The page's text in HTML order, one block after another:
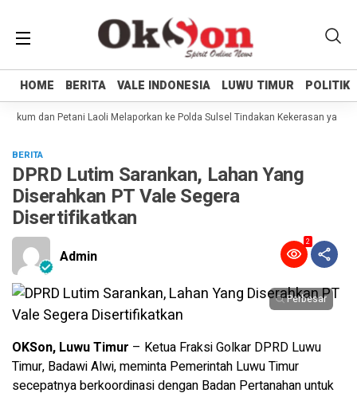
HOME BERITA VALE INDONESIA LUWU TIMUR POLITIK
HOME BERITA VALE INDONESIA LUWU TIMUR POLITIK
dan Petani Laoli Melaporkan ke Polda Sulsel Tindakan Kekerasan yang
BERITA
DPRD Lutim Sarankan, Lahan Yang
Diserahkan PT Vale Segera
Disertifikatkan
Admin
2
Perbesar
OKSon, Luwu Timur – Ketua Fraksi Golkar DPRD Luwu
Timur, Badawi Alwi, meminta Pemerintah Luwu Timur
secepatnya berkoordinasi dengan Badan Pertanahan untuk